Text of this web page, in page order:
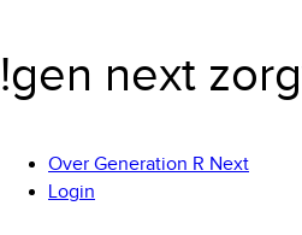
!gen next
Over Generation R Next
Login